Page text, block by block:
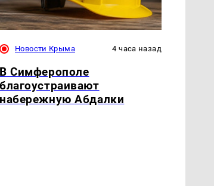
Новости Крыма 4 часа назад
В Симферополе
благоустраивают
набережную Абдалки